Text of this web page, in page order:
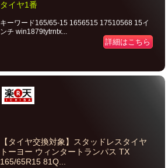
タイヤ1番
キーワード165/65-15 1656515 17510568 15イ
ンチ win1879tytrntx...
詳細はこちら
【タイヤ交換対象】スタッドレスタイヤ
トーヨー ウィンタートランパス TX
165/65R15 81Q...